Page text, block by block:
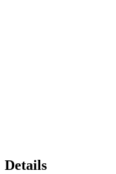
Details